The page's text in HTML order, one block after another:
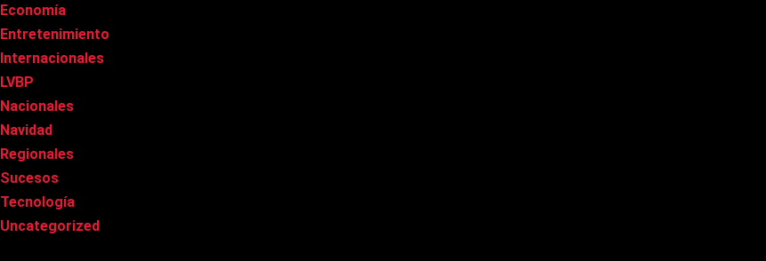
Economía
Entretenimiento
Internacionales
LVBP
Nacionales
Navidad
Regionales
Sucesos
Tecnología
Uncategorized